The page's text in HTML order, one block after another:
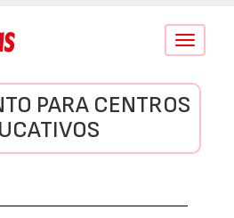
Conmutar
PARA CENTROS